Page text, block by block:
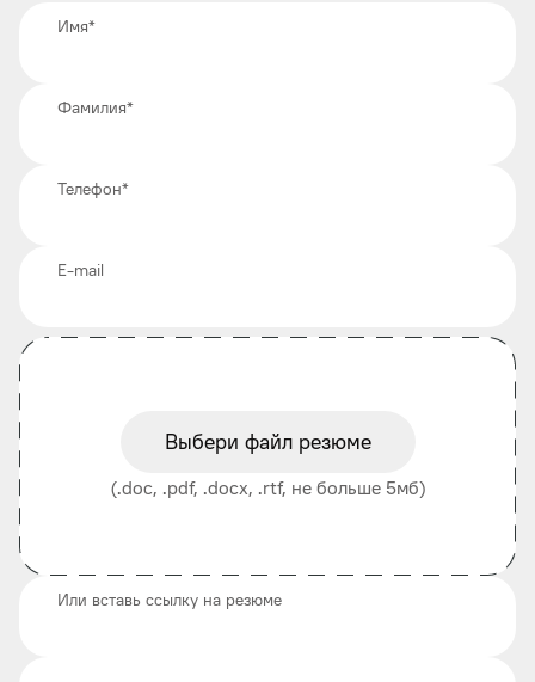
Имя*
Фамилия*
Телефон*
E-mail
Выбери файл резюме
(.doc, .pdf, .docx, .rtf, не больше 5мб)
Или вставь ссылку на резюме